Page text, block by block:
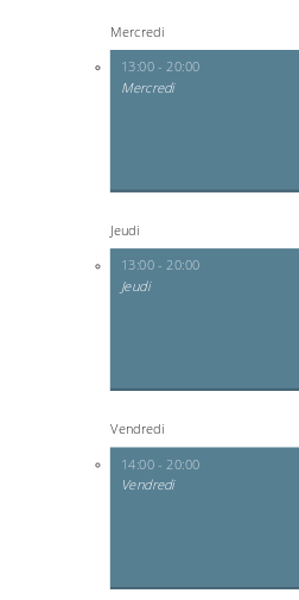
Mercredi
13:00 - 20:00
Mercredi
Jeudi
13:00 - 20:00
Jeudi
Vendredi
14:00 - 20:00
Vendredi